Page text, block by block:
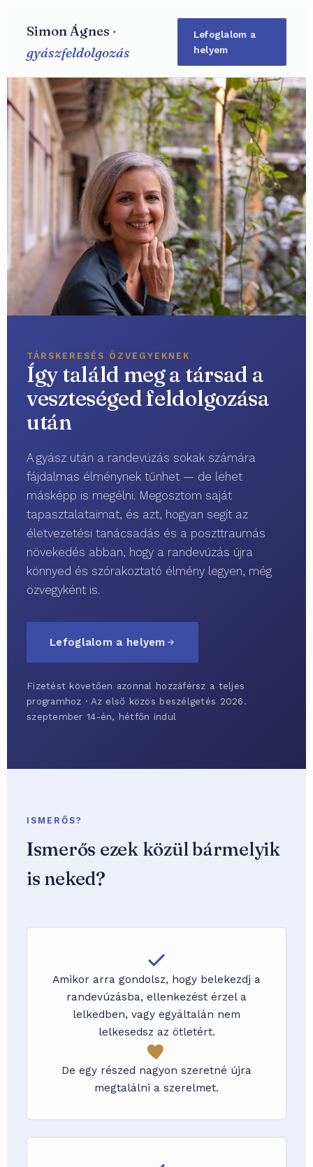
Simon Ágnes ·
gyászfeldolgozás
Lefoglalom a
helyem
TÁRSKERESÉS ÖZVEGYEKNEK
Így találd meg a társad a
veszteséged feldolgozása
után
A gyász után a randevúzás sokak számára
fájdalmas élménynek tűnhet — de lehet
másképp is megélni. Megosztom saját
tapasztalataimat, és azt, hogyan segít az
életvezetési tanácsadás és a poszttraumás
növekedés abban, hogy a randevúzás újra
könnyed és szórakoztató élmény legyen, még
özvegyként is.
Lefoglalom a helyem
Fizetést követően azonnal hozzáférsz a teljes
programhoz · Az első közös beszélgetés 2026.
szeptember 14-én, hétfőn indul
ISMERŐS?
Ismerős ezek közül bármelyik
is neked?
Amikor arra gondolsz, hogy belekezdj a
randevúzásba, ellenkezést érzel a
lelkedben, vagy egyáltalán nem
lelkesedsz az ötletért.
De egy részed nagyon szeretné újra
megtalálni a szerelmet.